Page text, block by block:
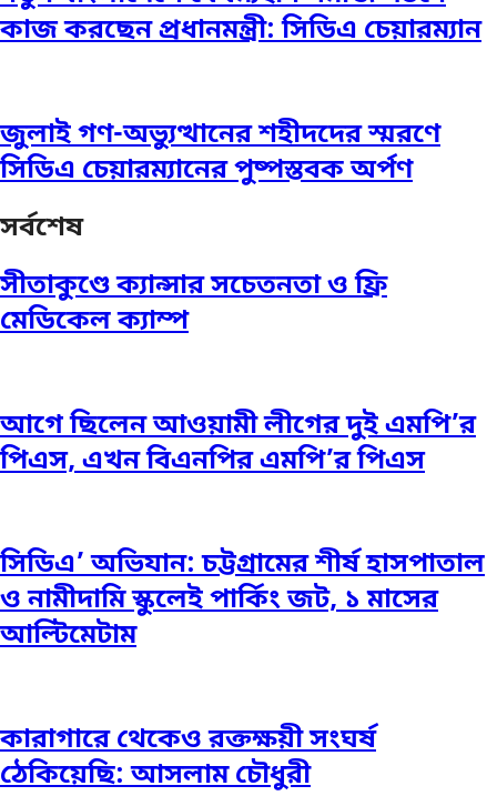
কাজ করছেন প্রধানমন্ত্রী: সিডিএ চেয়ারম্যান
জুলাই গণ-অভ্যুত্থানের শহীদদের স্মরণে
সিডিএ চেয়ারম্যানের পুষ্পস্তবক অর্পণ
সর্বশেষ
সীতাকুণ্ডে ক্যান্সার সচেতনতা ও ফ্রি
মেডিকেল ক্যাম্প
আগে ছিলেন আওয়ামী লীগের দুই এমপি’র
পিএস, এখন বিএনপির এমপি’র পিএস
সিডিএ’ অভিযান: চট্টগ্রামের শীর্ষ হাসপাতাল
ও নামীদামি স্কুলেই পার্কিং জট, ১ মাসের
আল্টিমেটাম
কারাগারে থেকেও রক্তক্ষয়ী সংঘর্ষ
ঠেকিয়েছি: আসলাম চৌধুরী